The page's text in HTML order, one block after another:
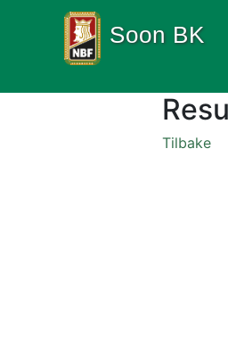
Soon BK
Tilbake